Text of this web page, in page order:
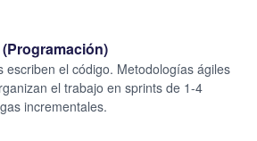
escriben el código. Metodologías ágiles
el trabajo en sprints de 1-4
incrementales.